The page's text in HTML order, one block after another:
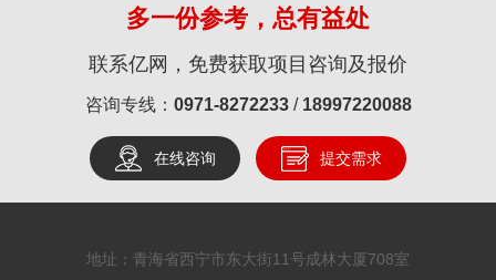
多一份参考，总有益处
联系亿网，免费获取项目咨询及报价
咨询专线： 0971-8272233/ 18997220088
在线咨询 提交需求
地址：青海省西宁市东大街11号成林大厦708室